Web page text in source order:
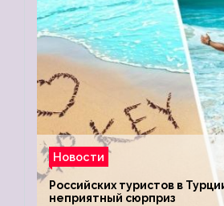
Новости
Российских туристов в
неприятный сюрприз